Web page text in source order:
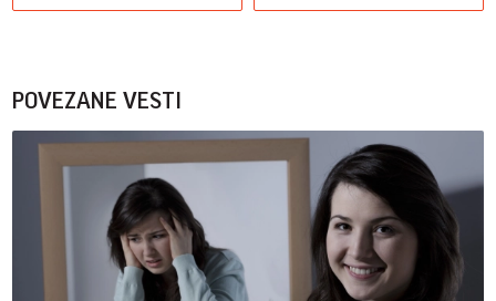
POVEZANE VESTI